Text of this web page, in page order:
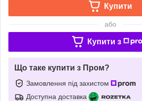
Купити
або
Купити з
Що таке купити з Пром?
Замовлення під захистом
Доступна доставка